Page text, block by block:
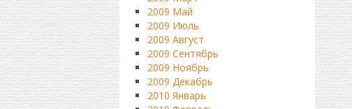
2009 Май
2009 Июль
2009 Август
2009 Сентябрь
2009 Ноябрь
2009 Декабрь
2010 Январь